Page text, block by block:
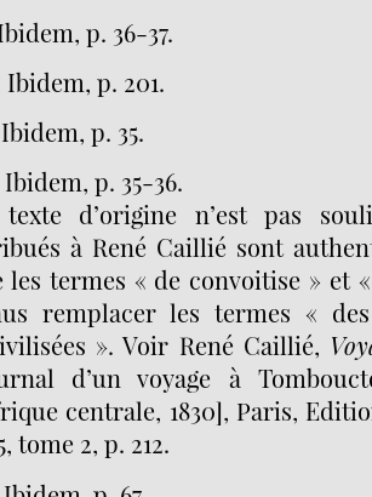
p. 36-37.
Ibidem, p. 201.
Ibidem, p. 35.
Ibidem, p. 35-36.
d’origine n’est pas
à René Caillié sont
les termes « de convoitise » et
remplacer les termes «
». Voir René Caillié,
d’un voyage à
centrale, 1830], Paris,
tome 2, p. 212.